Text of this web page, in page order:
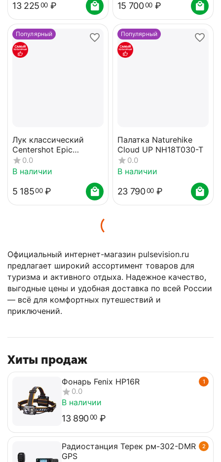
Официальный интернет-магазин pulsevision.ru
предлагает широкий ассортимент товаров для
туризма и активного отдыха. Надежное качество,
выгодные цены и удобная доставка по всей России
— всё для комфортных путешествий и
приключений.
13 22500 ₽ 15 70000 ₽
Популярный
Лук классический
Centershot Epic
(черная рукоятка) 25#
0.0
В наличии
5 18500 ₽
Популярный
Палатка Naturehike
Cloud UP NH18T030-T
0.0
В наличии
23 79000 ₽
Хиты продаж
1
Фонарь Fenix HP16R
0.0
В наличии
13 89000 ₽
2
Радиостанция Терек рм-302-DMR
GPS